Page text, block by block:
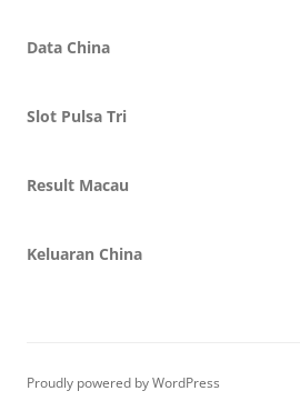
Data China
Slot Pulsa Tri
Result Macau
Keluaran China
Proudly powered by WordPress